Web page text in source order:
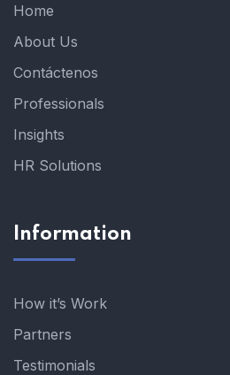
Home
About Us
Contáctenos
Professionals
Insights
HR Solutions
Information
How it’s Work
Partners
Testimonials